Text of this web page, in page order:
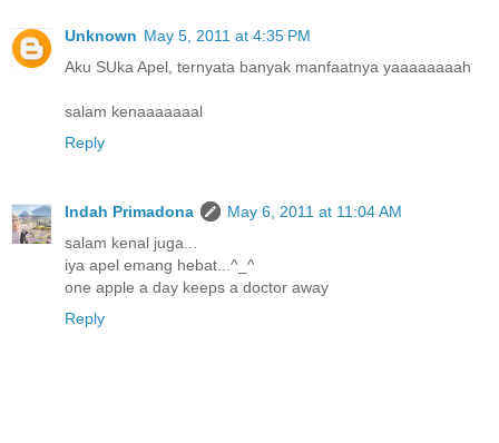
Unknown May 5, 2011 at 4:35 PM
Aku SUka Apel, ternyata banyak manfaatnya yaaaaaaaah
salam kenaaaaaaal
Reply
Indah Primadona
May 6, 2011 at 11:04 AM
salam kenal juga...
iya apel emang hebat...^_^
one apple a day keeps a doctor away
Reply